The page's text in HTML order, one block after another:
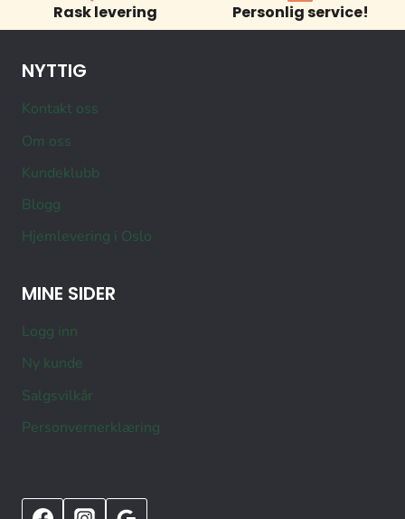
Rask levering Personlig service!
NYTTIG
Kontakt oss
Om oss
Kundeklubb
Blogg
Hjemlevering i Oslo
MINE SIDER
Logg inn
Ny kunde
Salgsvilkår
Personvernerklæring